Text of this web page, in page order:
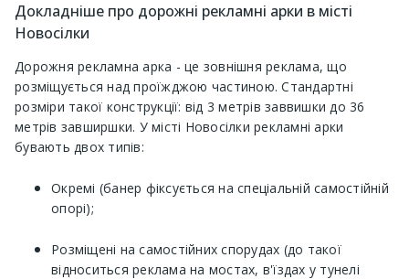
Докладніше про дорожні рекламні арки в місті
Новосілки
Дорожня рекламна арка - це зовнішня реклама, що
розміщується над проїжджою частиною. Стандартні
розміри такої конструкції: від 3 метрів заввишки до 36
метрів завширшки. У місті Новосілки рекламні арки
бувають двох типів:
Окремі (банер фіксується на спеціальній самостійній
опорі);
Розміщені на самостійних спорудах (до такої
відноситься реклама на мостах, в'їздах у тунелі